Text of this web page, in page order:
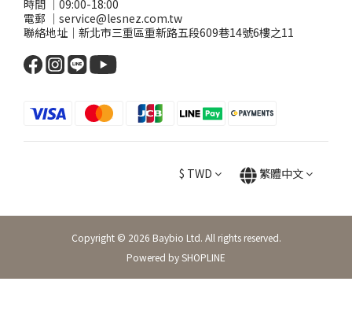
時間 ｜09:00-18:00
電郵 ｜service@lesnez.com.tw
聯絡地址｜新北市三重區重新路五段609巷14號6樓之11
$ TWD 繁體中文
Copyright © 2026 Baybio Ltd. All rights reserved.
Powered by SHOPLINE